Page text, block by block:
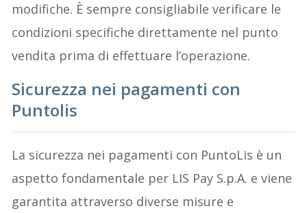
modifiche. È sempre consigliabile verificare le
condizioni specifiche direttamente nel punto
vendita prima di effettuare l’operazione.
Sicurezza nei pagamenti con
Puntolis
La sicurezza nei pagamenti con PuntoLis è un
aspetto fondamentale per LIS Pay S.p.A. e viene
garantita attraverso diverse misure e